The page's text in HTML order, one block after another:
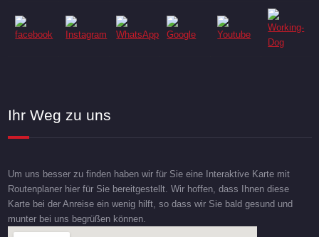
Ihr Weg zu uns
Um uns besser zu finden haben wir für Sie eine Interaktive Karte mit
Routenplaner hier für Sie bereitgestellt. Wir hoffen, dass Ihnen diese
Karte bei der Anreise ein wenig hilft, so dass wir Sie bald gesund und
munter bei uns begrüßen können.